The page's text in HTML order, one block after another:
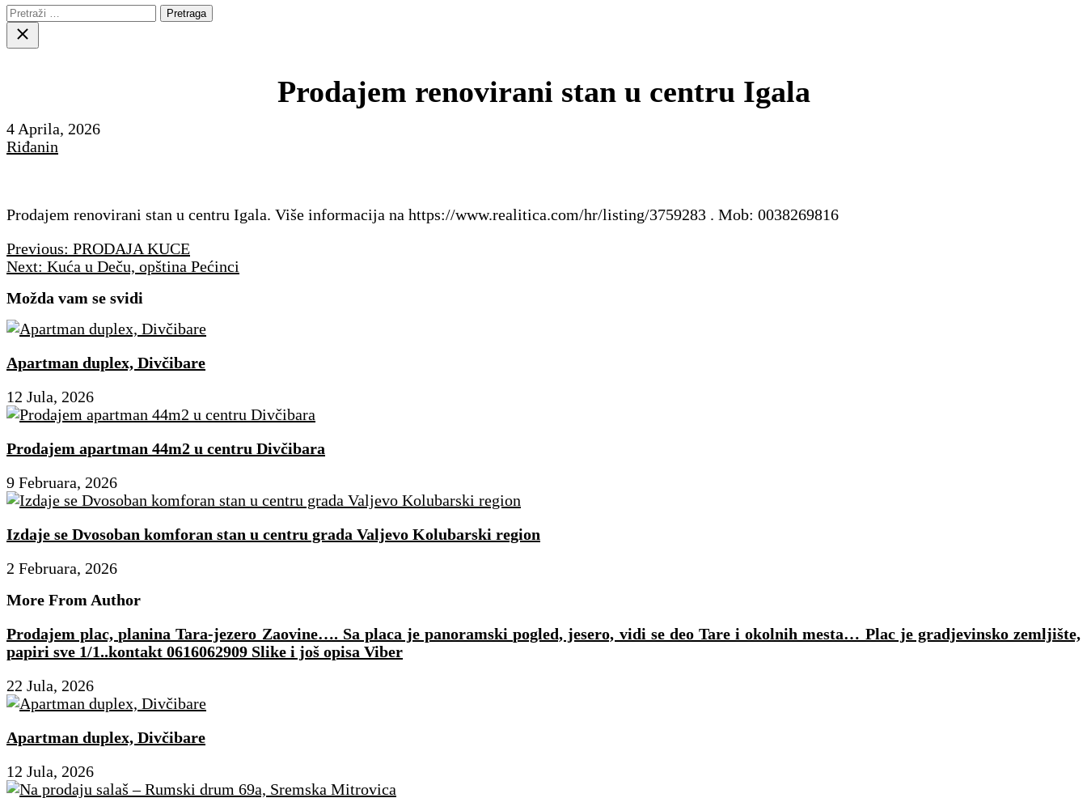
Pretraga:
Close
search
Prodajem renovirani stan u centru Igala
4 Aprila, 2026
Riđanin
Prodajem renovirani stan u centru Igala. Više informacija na https://www.realitica.com/hr/listing/3759283 . Mob: 0038269816
Navigacija
članaka
Previous: PRODAJA KUCE
Next: Kuća u Deču, opština Pećinci
Možda vam se svidi
Apartman duplex, Divčibare
12 Jula, 2026
Prodajem apartman 44m2 u centru Divčibara
9 Februara, 2026
Izdaje se Dvosoban komforan stan u centru grada Valjevo Kolubarski region
2 Februara, 2026
More From Author
Prodajem plac, planina Tara-jezero Zaovine…. Sa placa je panoramski pogled, jesero, vidi se deo Tare i okolnih mesta… Plac je gradjevinsko zemljište,
papiri sve 1/1..kontakt 0616062909 Slike i još opisa Viber
22 Jula, 2026
Apartman duplex, Divčibare
12 Jula, 2026